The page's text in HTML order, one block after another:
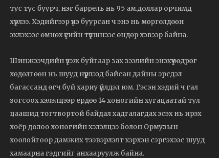
тус тус буурч, нэг баррель нь 95 ам.доллар орчимд
хүрлээ. Хэдийгээр үнэ буурсан ч энэ нь мөргөлдөөн
эхлэхээс өмнөх үеийн түвшнээс өндөр хэвээр байна.
Шинжээчдийн үзэж буйгаар зах зээлийн энэхүү өөдрөг
хөдөлгөөн нь шууд нүүрлээд байсан дайны эрсдэл
багассанд өгч буй хариу үйлдэл юм. Гэсэн хэдий ч гал
зогсоох хэлэлцээр ердөө 14 хоногийн хугацаатай тул
цаашид тогтвортой байдал хадгалагдах эсэх нь ирэх
хоёр долоо хоногийн хэлэлцээ болон Ормузын
хоолойгоор дамжих тээвэрлэлт хэрхэн сэргэхээс шууд
хамаарна гэдгийг анхааруулж байна.